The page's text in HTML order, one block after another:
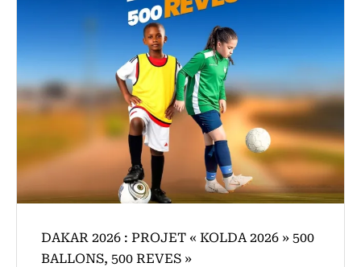
DAKAR 2026 : PROJET « KOLDA 2026 » 500
BALLONS, 500 REVES »